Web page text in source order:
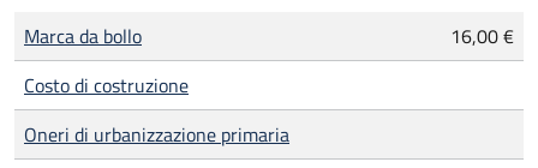
Tipo di pagamento
Importo
Marca da bollo
16,00 €
Costo di costruzione
Oneri di urbanizzazione primaria